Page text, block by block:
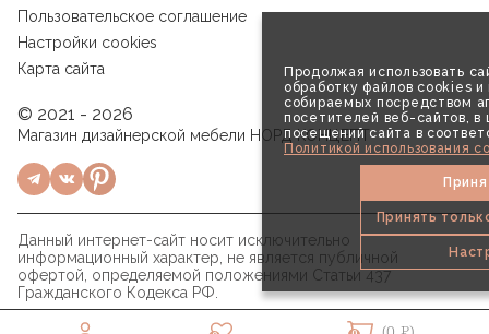
Продолжая использовать
обработку файлов cookies и
собираемых посредством
посетителей веб-сайтов, в
посещений сайта в
Политикой использования
Принять
Пользовательское соглашение
Настройки cookies
Карта сайта
© 2021 - 2026
Магазин дизайнерской мебели НОРД КОНЦЕПТ
Данный интернет-сайт носит исключительно
информационный характер, не является публичной
офертой, определяемой положениями Статьи 437
Гражданского Кодекса РФ.